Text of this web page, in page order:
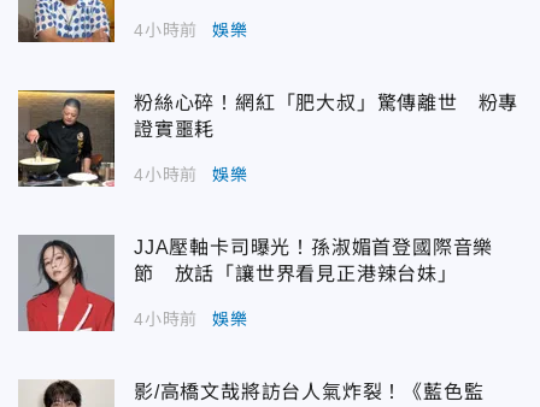
4小時前 娛樂
粉絲心碎！網紅「肥大叔」驚傳離世 粉專
證實噩耗
4小時前 娛樂
JJA壓軸卡司曝光！孫淑媚首登國際音樂
節 放話「讓世界看見正港辣台妹」
4小時前 娛樂
影/高橋文哉將訪台人氣炸裂！《藍色監